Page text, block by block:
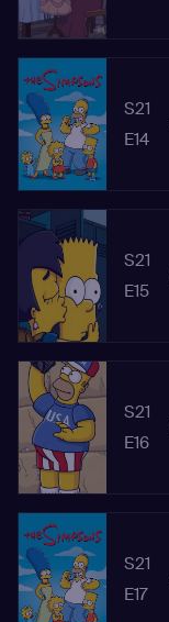
S21
E14
S21
E15
S21
E16
S21
E17